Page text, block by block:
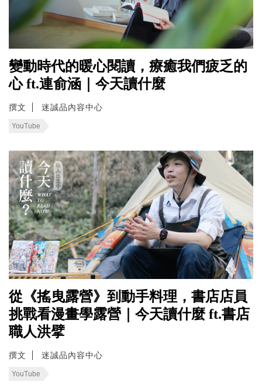
變動時代的暖心閱讀，療癒我們疲乏的
心 ft.連俞涵｜今天讀什麼
撰文 迷誠品內容中心
YouTube
從《搖曳露營》到動手料理，書店店員
挑戰看漫畫學露營｜今天讀什麼 ft.書店
職人洪擘
撰文 迷誠品內容中心
YouTube